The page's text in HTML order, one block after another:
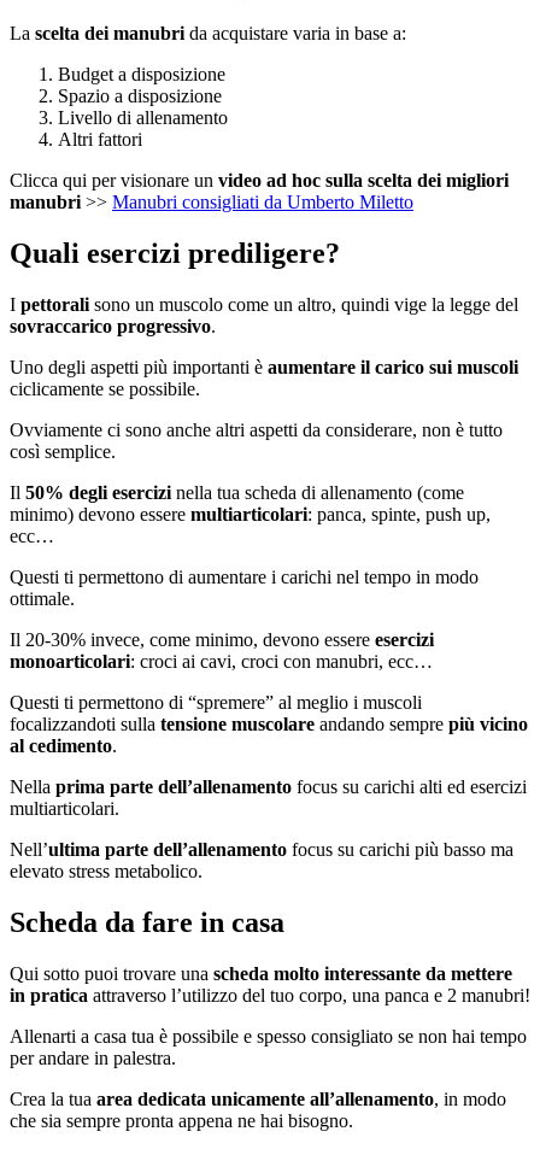
La scelta dei manubri da acquistare varia in base a:
Budget a disposizione
Spazio a disposizione
Livello di allenamento
Altri fattori
Clicca qui per visionare un video ad hoc sulla scelta dei migliori
manubri >> Manubri consigliati da Umberto Miletto
Quali esercizi prediligere?
I pettorali sono un muscolo come un altro, quindi vige la legge del
sovraccarico progressivo.
Uno degli aspetti più importanti è aumentare il carico sui muscoli
ciclicamente se possibile.
Ovviamente ci sono anche altri aspetti da considerare, non è tutto
così semplice.
Il 50% degli esercizi nella tua scheda di allenamento (come
minimo) devono essere multiarticolari: panca, spinte, push up,
ecc…
Questi ti permettono di aumentare i carichi nel tempo in modo
ottimale.
Il 20-30% invece, come minimo, devono essere esercizi
monoarticolari: croci ai cavi, croci con manubri, ecc…
Questi ti permettono di “spremere” al meglio i muscoli
focalizzandoti sulla tensione muscolare andando sempre più vicino
al cedimento.
Nella prima parte dell’allenamento focus su carichi alti ed esercizi
multiarticolari.
Nell’ultima parte dell’allenamento focus su carichi più basso ma
elevato stress metabolico.
Scheda da fare in casa
Qui sotto puoi trovare una scheda molto interessante da mettere
in pratica attraverso l’utilizzo del tuo corpo, una panca e 2 manubri!
Allenarti a casa tua è possibile e spesso consigliato se non hai tempo
per andare in palestra.
Crea la tua area dedicata unicamente all’allenamento, in modo
che sia sempre pronta appena ne hai bisogno.